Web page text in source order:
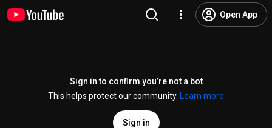
Open App
Sign in to confirm you’re not a bot
This helps protect our community.
Learn more
Sign in